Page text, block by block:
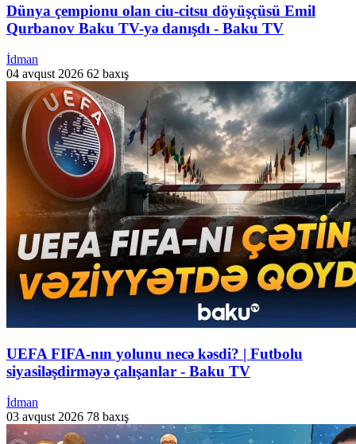
Dünya çempionu olan ciu-citsu döyüşçüsü Emil
Qurbanov Baku TV-yə danışdı - Baku TV
İdman
04 avqust 2026 62 baxış
UEFA FIFA-nın yolunu necə kəsdi? | Futbolu
siyasiləşdirməyə çalışanlar - Baku TV
İdman
03 avqust 2026 78 baxış